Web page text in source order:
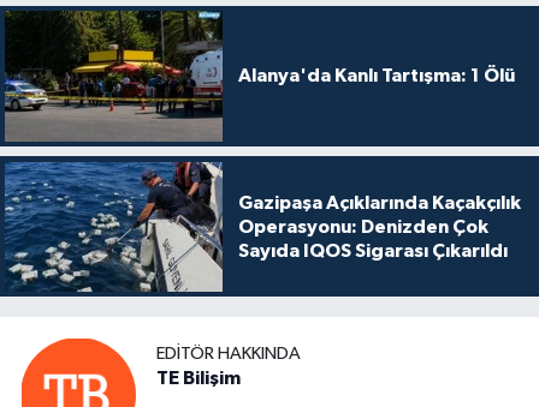
Alanya'da Kanlı Tartışma: 1 Ölü
Gazipaşa Açıklarında Kaçakçılık
Operasyonu: Denizden Çok
Sayıda IQOS Sigarası Çıkarıldı
EDITÖR HAKKINDA
TE Bilişim